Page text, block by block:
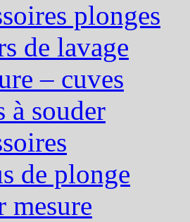
plonges
de lavage
– cuves
à souder
de plonge
mesure